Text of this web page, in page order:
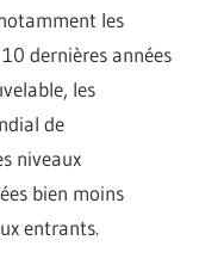
les
dernières années
les
de
niveaux
bien moins
entrants.